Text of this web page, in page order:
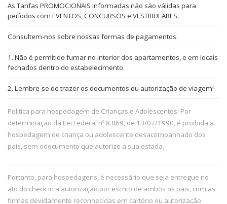
As Tarifas PROMOCIONAIS informadas não são válidas para
períodos com EVENTOS, CONCURSOS e VESTIBULARES.
Consultem-nos sobre nossas formas de pagamentos.
1. Não é permitido fumar no interior dos apartamentos, e em locais
fechados dentro do estabelecimento.
2. Lembre-se de trazer os documentos ou autorização de viagem!
Politica para hospedagem de Crianças e Adolescentes: Por
determinação da Lei Federal nº 8.069, de 13/07/1990, é proibida a
hospedagem de criança ou adolescente desacompanhado dos
pais, sem odocumento que autorize a sua estada.
Portanto, para hospedagens, é necessário que seja entregue no
ato do check in a autorização por escrito de ambos os pais, com as
firmas devidamente reconhecidas em cartório ou autorização